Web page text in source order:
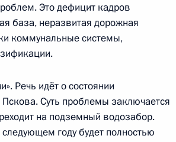
Алании
Совета 2
Это дефицит кадров
база, неразвитая дорожная
коммунальные системы,
Речь идёт о состоянии
Суть проблемы заключается
на подземный водозабор.
году будет полностью